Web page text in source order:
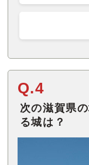
Q.4
次の滋賀県
る城は？